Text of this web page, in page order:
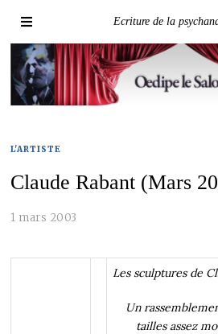
Ecriture de la
L'ARTISTE
Claude Rabant (Mars
1 mars 2003
Les sculptures de
Un
tailles assez